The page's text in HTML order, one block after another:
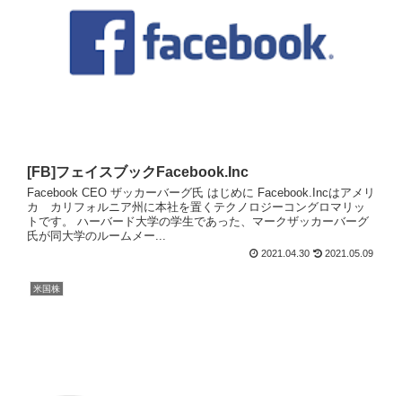
[FB]フェイスブックFacebook.Inc
Facebook CEO ザッカーバーグ氏 はじめに Facebook.Incはアメリ
カ カリフォルニア州に本社を置くテクノロジーコングロマリッ
トです。 ハーバード大学の学生であった、マークザッカーバーグ
氏が同大学のルームメー...
2021.04.30 2021.05.09
米国株